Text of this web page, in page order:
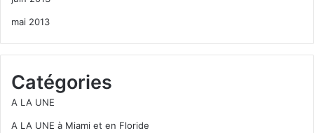
–Useppa Island
Quatre autres sites à visiter dans le
Lee County :
mai 2013
Catégories
A LA UNE
A LA UNE à Miami et en Floride